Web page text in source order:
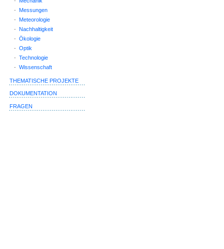
- Messungen
- Meteorologie
- Nachhaltigkeit
- Ökologie
- Optik
- Technologie
- Wissenschaft
THEMATISCHE PROJEKTE
DOKUMENTATION
FRAGEN